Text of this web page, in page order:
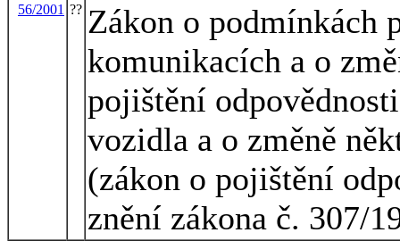
56/2001 ?? Zákon o podmínkách
komunikacích a o
pojištění
vozidla a o změně
(zákon o pojištění
znění zákona č. 307/